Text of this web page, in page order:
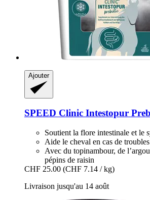
Ajouter
SPEED Clinic Intestopur
Soutient la flore intestinale et le
Aide le cheval en cas de
Avec du topinambour, de
pépins de raisin
CHF 25.00 (CHF 7.14 / kg)
Livraison jusqu'au 14 août